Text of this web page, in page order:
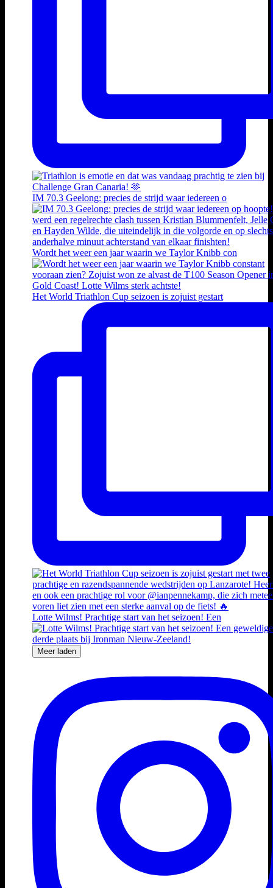
IM 70.3 Geelong: precies de strijd waar iedereen o
Wordt het weer een jaar waarin we Taylor Knibb con
Het World Triathlon Cup seizoen is zojuist gestart
Lotte Wilms! Prachtige start van het seizoen! Een
Meer laden